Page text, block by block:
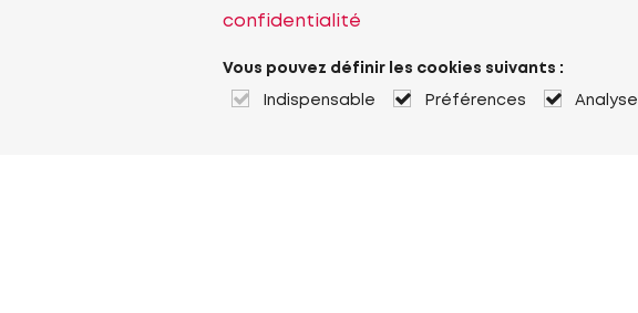
confidentialité
Vous pouvez définir les cookies suivants :
Indispensable Préférences Analyse